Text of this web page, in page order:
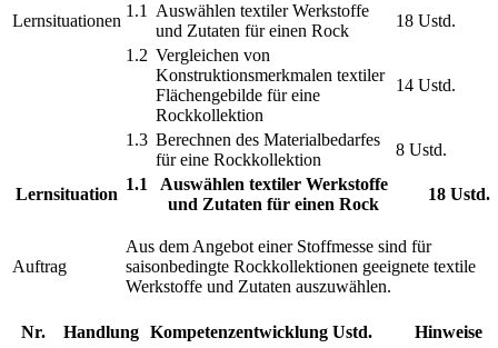
Lernsituationen
1.1
Auswählen textiler Werkstoffe
und Zutaten für einen Rock
18 Ustd.
1.2 Vergleichen von
Konstruktionsmerkmalen textiler
Flächengebilde für eine
Rockkollektion
14 Ustd.
1.3 Berechnen des Materialbedarfes
für eine Rockkollektion
8 Ustd.
Lernsituation
1.1
Auswählen textiler Werkstoffe
und Zutaten für einen Rock
18 Ustd.
Auftrag
Aus dem Angebot einer Stoffmesse sind für
saisonbedingte Rockkollektionen geeignete textile
Werkstoffe und Zutaten auszuwählen.
Nr. Handlung Kompetenzentwicklung Ustd. Hinweise